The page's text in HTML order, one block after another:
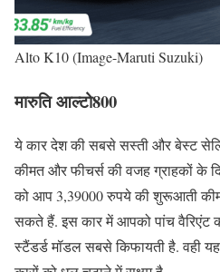
Alto K10 (Image-Maruti Suzuki)
मारुति आल्टो800
ये कार देश की सबसे सस्ती और बेस्ट
कीमत और फीचर्स की वजह ग्राहकों के
को आप 3,39000 रुपये की शुरूआती
सकते हैं. इस कार में आपको पांच वैरिएंट
स्टैंडर्ड मॉडल सबसे किफायती है. वही